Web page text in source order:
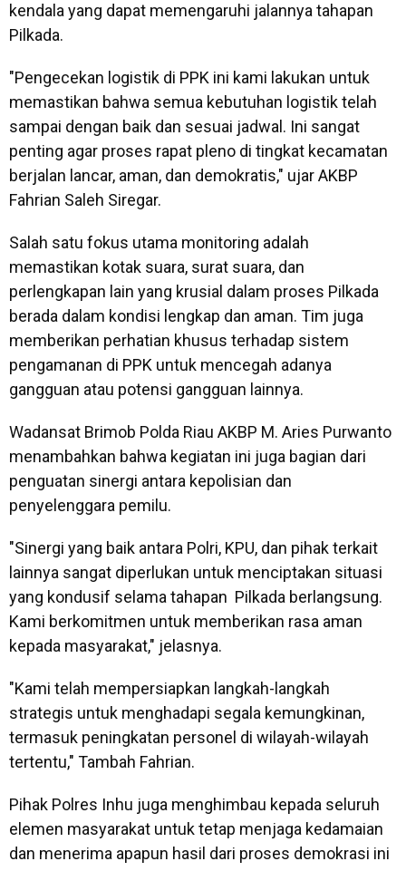
kendala yang dapat memengaruhi jalannya tahapan
Pilkada.
"Pengecekan logistik di PPK ini kami lakukan untuk
memastikan bahwa semua kebutuhan logistik telah
sampai dengan baik dan sesuai jadwal. Ini sangat
penting agar proses rapat pleno di tingkat kecamatan
berjalan lancar, aman, dan demokratis," ujar AKBP
Fahrian Saleh Siregar.
Salah satu fokus utama monitoring adalah
memastikan kotak suara, surat suara, dan
perlengkapan lain yang krusial dalam proses Pilkada
berada dalam kondisi lengkap dan aman. Tim juga
memberikan perhatian khusus terhadap sistem
pengamanan di PPK untuk mencegah adanya
gangguan atau potensi gangguan lainnya.
Wadansat Brimob Polda Riau AKBP M. Aries Purwanto
menambahkan bahwa kegiatan ini juga bagian dari
penguatan sinergi antara kepolisian dan
penyelenggara pemilu.
"Sinergi yang baik antara Polri, KPU, dan pihak terkait
lainnya sangat diperlukan untuk menciptakan situasi
yang kondusif selama tahapan Pilkada berlangsung.
Kami berkomitmen untuk memberikan rasa aman
kepada masyarakat," jelasnya.
"Kami telah mempersiapkan langkah-langkah
strategis untuk menghadapi segala kemungkinan,
termasuk peningkatan personel di wilayah-wilayah
tertentu," Tambah Fahrian.
Pihak Polres Inhu juga menghimbau kepada seluruh
elemen masyarakat untuk tetap menjaga kedamaian
dan menerima apapun hasil dari proses demokrasi ini